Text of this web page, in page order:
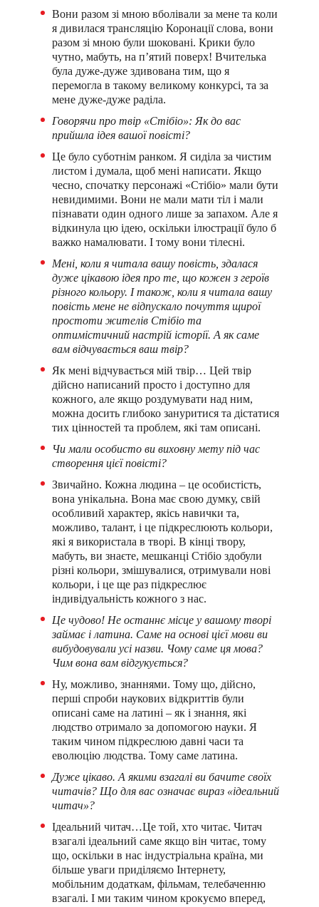
Вони разом зі мною вболівали за мене та коли
я дивилася трансляцію Коронації слова, вони
разом зі мною були шоковані. Крики було
чутно, мабуть, на п’ятий поверх! Вчителька
була дуже-дуже здивована тим, що я
перемогла в такому великому конкурсі, та за
мене дуже-дуже раділа.
Говорячи про твір «Стібіо»: Як до вас
прийшла ідея вашої повісті?
Це було суботнім ранком. Я сиділа за чистим
листом і думала, щоб мені написати. Якщо
чесно, спочатку персонажі «Стібіо» мали бути
невидимими. Вони не мали мати тіл і мали
пізнавати один одного лише за запахом. Але я
відкинула цю ідею, оскільки ілюстрації було б
важко намалювати. І тому вони тілесні.
Мені, коли я читала вашу повість, здалася
дуже цікавою ідея про те, що кожен з героїв
різного кольору. І також, коли я читала вашу
повість мене не відпускало почуття щирої
простоти жителів Стібіо та
оптимістичний настрій історії. А як саме
вам відчувається ваш твір?
Як мені відчувається мій твір… Цей твір
дійсно написаний просто і доступно для
кожного, але якщо роздумувати над ним,
можна досить глибоко зануритися та дістатися
тих цінностей та проблем, які там описані.
Чи мали особисто ви виховну мету під час
створення цієї повісті?
Звичайно. Кожна людина – це особистість,
вона унікальна. Вона має свою думку, свій
особливий характер, якісь навички та,
можливо, талант, і це підкреслюють кольори,
які я використала в творі. В кінці твору,
мабуть, ви знаєте, мешканці Стібіо здобули
різні кольори, змішувалися, отримували нові
кольори, і це ще раз підкреслює
індивідуальність кожного з нас.
Це чудово! Не останнє місце у вашому творі
займає і латина. Саме на основі цієї мови ви
вибудовували усі назви. Чому саме ця мова?
Чим вона вам відгукується?
Ну, можливо, знаннями. Тому що, дійсно,
перші спроби наукових відкриттів були
описані саме на латині – як і знання, які
людство отримало за допомогою науки. Я
таким чином підкреслюю давні часи та
еволюцію людства. Тому саме латина.
Дуже цікаво. А якими взагалі ви бачите своїх
читачів? Що для вас означає вираз «ідеальний
читач»?
Ідеальний читач…Це той, хто читає. Читач
взагалі ідеальний саме якщо він читає, тому
що, оскільки в нас індустріальна країна, ми
більше уваги приділяємо Інтернету,
мобільним додаткам, фільмам, телебаченню
взагалі. І ми таким чином крокуємо вперед,